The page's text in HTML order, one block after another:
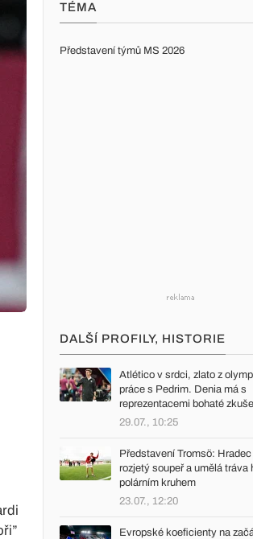
TÉMA
Představení týmů MS 2026
DALŠÍ PROFILY, HISTORIE
Atlético v srdci, zlato z
práce s Pedrim. Denia má s
reprezentacemi bohaté
29.07., 10:25
Představení Tromsö:
rozjetý soupeř a umělá tráva
polárním kruhem
23.07., 12:20
Evropské koeficienty na